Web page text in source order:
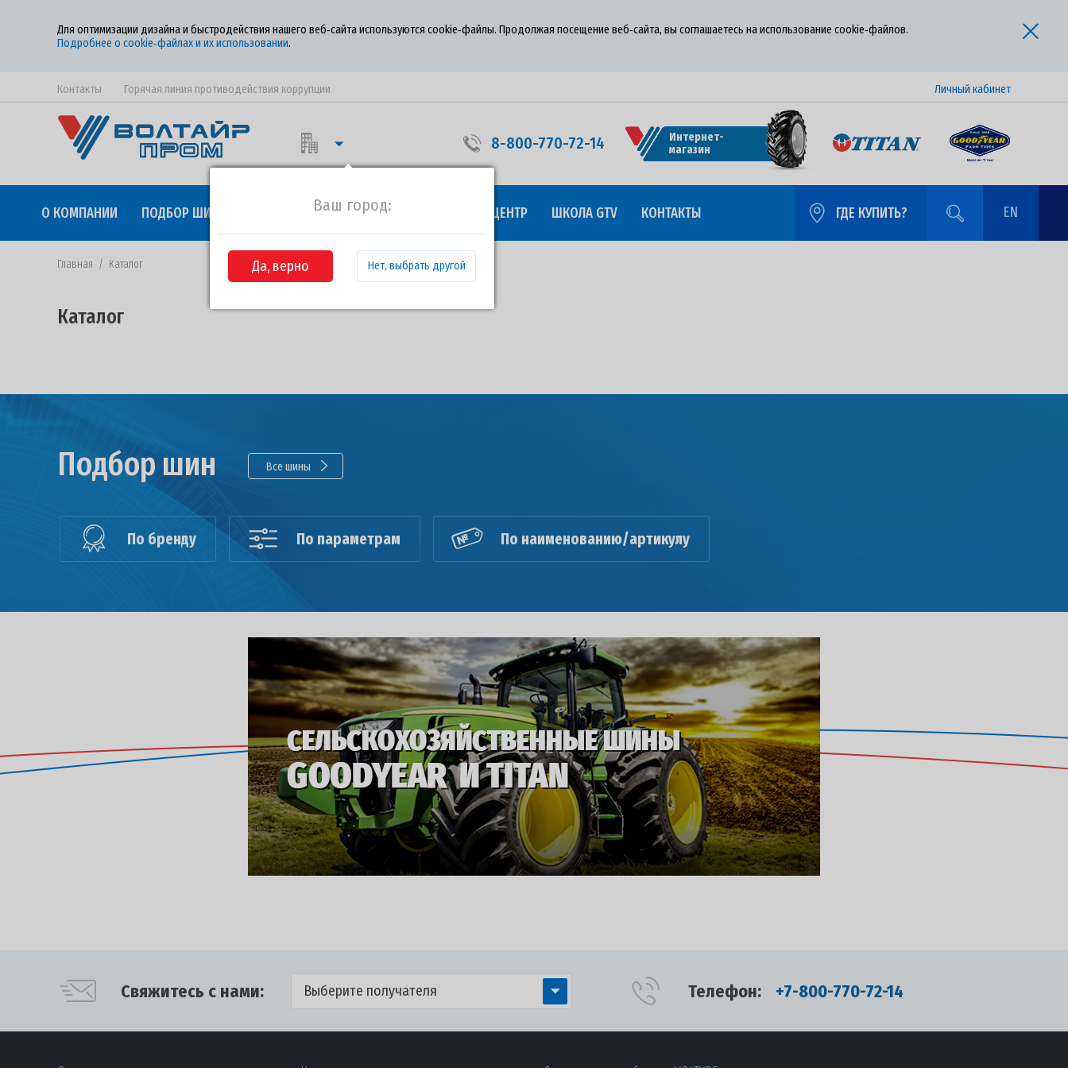
Для оптимизации дизайна и быстродействия нашего веб‑сайта используются cookie‑файлы. Продолжая посещение веб‑сайта, вы соглашаетесь на использование cookie‑файлов.
Подробнее о cookie‑файлах и их использовании.
Контакты Горячая линия противодействия коррупции Личный кабинет
Ваш город:
Да, верно Нет, выбрать другой
8-800-770-72-14
Интернет-
магазин
О КОМПАНИИ ПОДБОР ШИН СОТРУДНИЧЕСТВО ПРЕСС-ЦЕНТР ШКОЛА GTV КОНТАКТЫ ГДЕ КУПИТЬ? EN
Главная / Каталог
Каталог
Подбор шин Все шины
По бренду По параметрам По наименованию/артикулу
Свяжитесь с нами: Выберите получателя Телефон: +7-800-770-72-14